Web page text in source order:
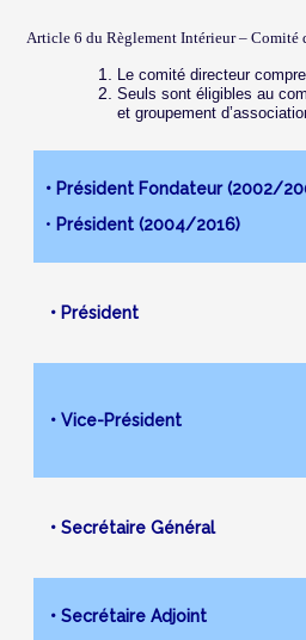
Article 6 du Règlement Intérieur – Comité
Le comité directeur
Seuls sont éligibles au
et groupement
• Président Fondateur (2002/
• Président (2004/2016)
• Président
• Vice-Président
• Secrétaire Général
• Secrétaire Adjoint